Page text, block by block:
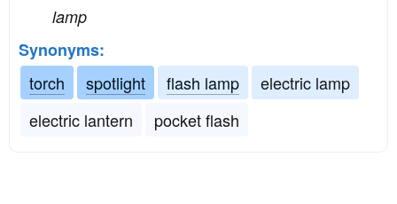
lamp
Synonyms:
torch
spotlight flash lamp
electric lamp
electric lantern
pocket flash